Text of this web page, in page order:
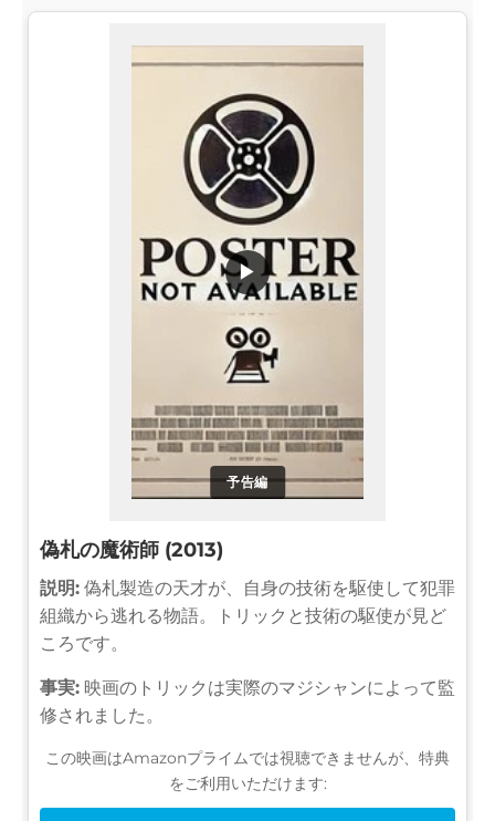
予告編
▶
偽札の魔術師 (2013)
説明: 偽札製造の天才が、自身の技術を駆使して犯罪
組織から逃れる物語。トリックと技術の駆使が見ど
ころです。
事実: 映画のトリックは実際のマジシャンによって監
修されました。
この映画はAmazonプライムでは視聴できませんが、特典
をご利用いただけます: